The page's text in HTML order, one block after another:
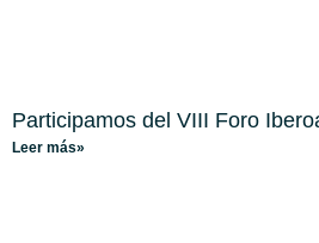
Participamos del VIII Foro
Leer más»